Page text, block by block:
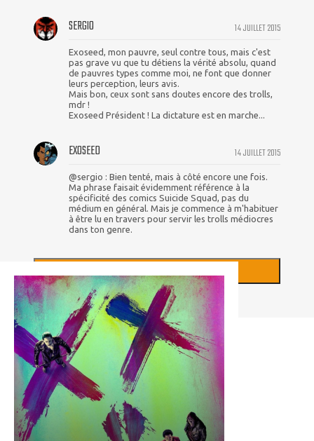
14 JUILLET 2015
SERGIO
Exoseed, mon pauvre, seul contre tous, mais c'est
pas grave vu que tu détiens la vérité absolu, quand
de pauvres types comme moi, ne font que donner
leurs perception, leurs avis.
Mais bon, ceux sont sans doutes encore des trolls,
mdr !
Exoseed Président ! La dictature est en marche...
14 JUILLET 2015
EXOSEED
@sergio : Bien tenté, mais à côté encore une fois.
Ma phrase faisait évidemment référence à la
spécificité des comics Suicide Squad, pas du
médium en général. Mais je commence à m'habituer
à être lu en travers pour servir les trolls médiocres
dans ton genre.